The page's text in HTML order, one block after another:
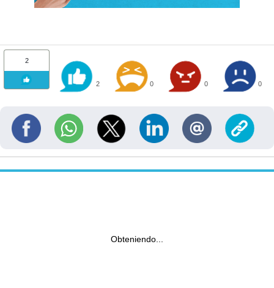
2
2 0 0 0
Obteniendo...